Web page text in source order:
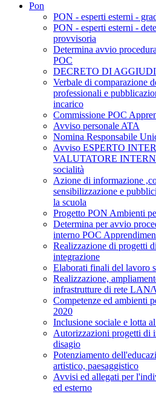
Pon
PON - esperti esterni -
PON - esperti esterni -
provvisoria
Determina avvio
POC
DECRETO DI
Verbale di comparazione
professionali e
incarico
Commissione POC
Avviso personale ATA
Nomina Responsabile
Avviso ESPERTO
VALUTATORE
socialità
Azione di informazione
sensibilizzazione e
la scuola
Progetto PON Ambienti
Determina per avvio
interno POC
Realizzazione di progetti
integrazione
Elaborati finali del lavoro
Realizzazione,
infrastrutture di rete
Competenze ed ambienti
2020
Inclusione sociale e lotta
Autorizzazioni progetti di
disagio
Potenziamento
artistico, paesaggistico
Avvisi ed allegati per
ed esterno